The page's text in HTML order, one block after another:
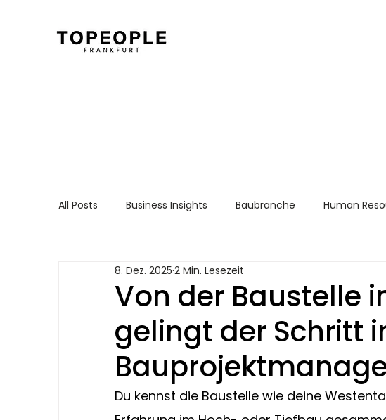
All Posts Business Insights Baubranche Human
Von der Baustelle
gelingt der Schritt
8. Dez. 2025 2 Min. Lesezeit
Du kennst die Baustelle wie deine